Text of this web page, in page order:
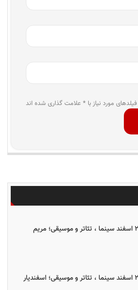
فیلدهای مورد نیاز با * علامت گذاری شده اند
متولدین ۲۴ اسفند سینما ، تئاتر و موسیقی؛ مریم
متولدین ۲۴ اسفند سینما ، تئاتر و موسیقی؛ اسفندیار